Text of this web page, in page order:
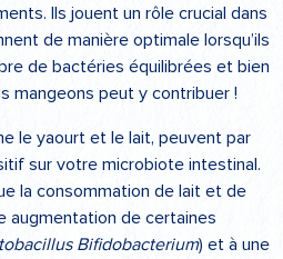
Ils jouent un rôle crucial dans
de manière optimale lorsqu’ils
de bactéries équilibrées et bien
mangeons peut y contribuer !
le yaourt et le lait, peuvent par
sur votre microbiote intestinal.
la consommation de lait et de
augmentation de certaines
Bifidobacterium) et à une